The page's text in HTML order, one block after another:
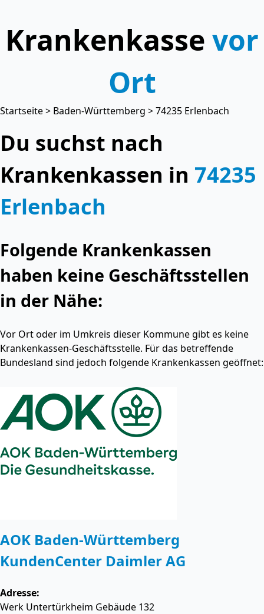
Krankenkasse vor
Ort
Startseite> Baden-Württemberg > 74235 Erlenbach
Du suchst nach
Krankenkassen in 74235
Erlenbach
Folgende Krankenkassen
haben keine Geschäftsstellen
in der Nähe:
Vor Ort oder im Umkreis dieser Kommune gibt es keine
Krankenkassen-Geschäftsstelle. Für das betreffende
Bundesland sind jedoch folgende Krankenkassen geöffnet:
AOK Baden-Württemberg
KundenCenter Daimler AG
Adresse:
Werk Untertürkheim Gebäude 132